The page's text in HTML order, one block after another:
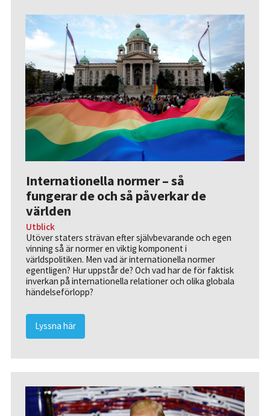
Internationella normer – så
fungerar de och så påverkar de
världen
Utblick
Utöver staters strävan efter självbevarande och egen
vinning så är normer en viktig komponent i
världspolitiken. Men vad är internationella normer
egentligen? Hur uppstår de? Och vad har de för faktisk
inverkan på internationella relationer och olika globala
händelseförlopp?
Lyssna här